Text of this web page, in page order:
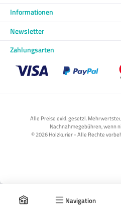
Navigation
Informationen
Newsletter
Zahlungsarten
Alle Preise exkl. gesetzl.
Nachnahmegebühren, wenn
© 2026 Holzkurier - Alle Rechte